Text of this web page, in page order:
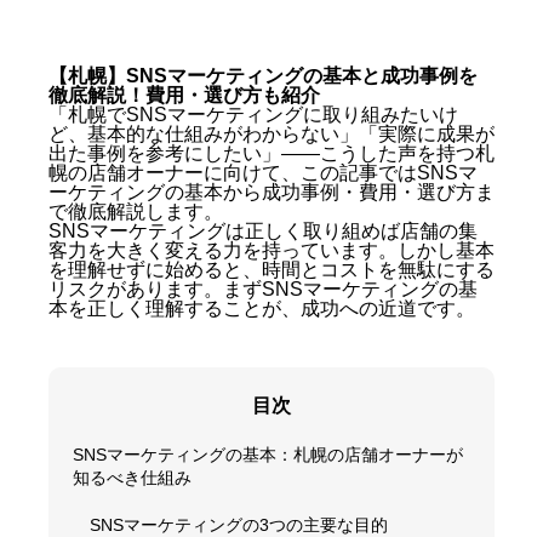
【札幌】SNSマーケティングの基本と成功事例を
徹底解説！費用・選び方も紹介
「札幌でSNSマーケティングに取り組みたいけ
ど、基本的な仕組みがわからない」「実際に成果が
出た事例を参考にしたい」——こうした声を持つ札
幌の店舗オーナーに向けて、この記事ではSNSマ
ーケティングの基本から成功事例・費用・選び方ま
で徹底解説します。
SNSマーケティングは正しく取り組めば店舗の集
客力を大きく変える力を持っています。しかし基本
を理解せずに始めると、時間とコストを無駄にする
リスクがあります。まずSNSマーケティングの基
本を正しく理解することが、成功への近道です。
目次
SNSマーケティングの基本：札幌の店舗オーナーが
知るべき仕組み
SNSマーケティングの3つの主要な目的